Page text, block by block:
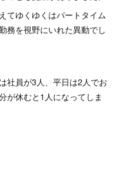
てゆくゆくはパートタイム
務を視野にいれた異動でし
社員が3人、平日は2人でお
が休むと1人になってしま